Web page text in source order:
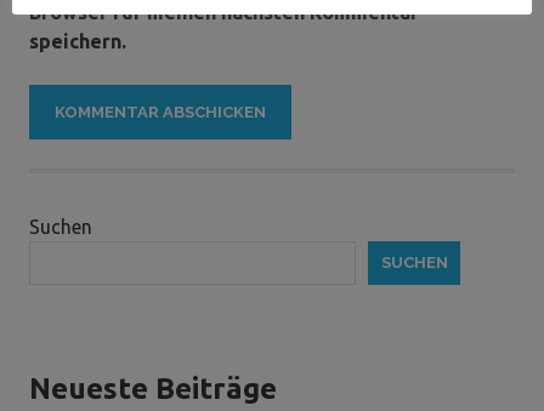
Browser für meinen nächsten Kommentar
speichern.
Suchen
SUCHEN
Neueste Beiträge